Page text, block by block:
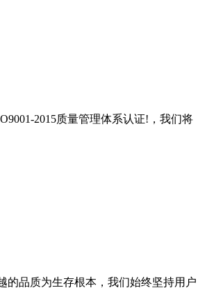
2015质量管理体系认证!，我们将
的品质为生存根本，我们始终坚持用户